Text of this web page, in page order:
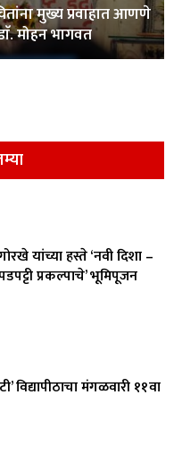
मुख्य प्रवाहात आणणे
मोहन भागवत
यांच्या हस्ते ‘नवी दिशा –
प्रकल्पाचे’ भूमिपूजन
विद्यापीठाचा मंगळवारी ११वा